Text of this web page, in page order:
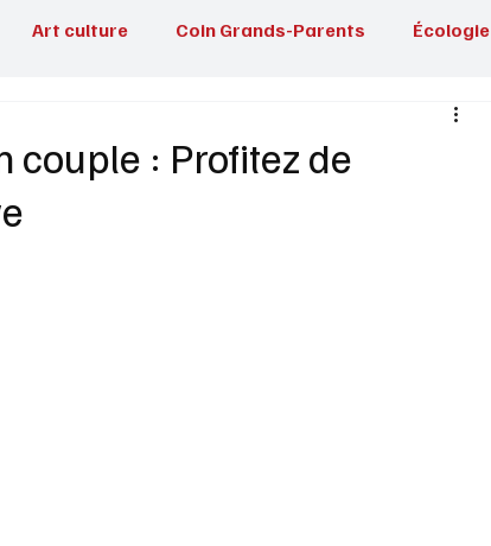
Art culture Coin Grands-Parents Écologie
Voyages
Vins Alcools
couple : Profitez de